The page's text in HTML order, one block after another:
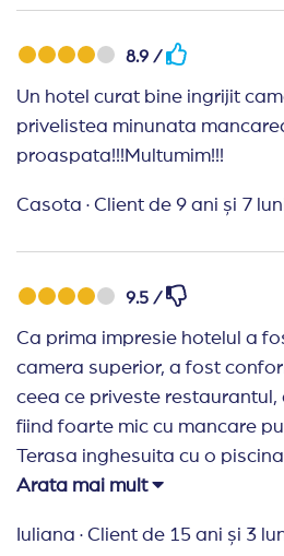
8.9 /
Un hotel curat bine ingrijit
privelistea minunata
proaspata!!!Multumim!!!
Casota · Client de 9 ani și 7
9.5 /
Ca prima impresie hotelul a
camera superior, a fost
ceea ce priveste restaurantul,
fiind foarte mic cu mancare
Terasa inghesuita cu o
murdara, dar noi am stat doar
inexistenta. Pentru 3 nopti a
Arata mai mult
Iuliana · Client de 15 ani și 3